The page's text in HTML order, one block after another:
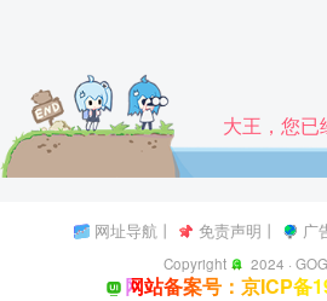
大王，您已
网址导航 丨 免责声明 丨 广
Copyright 2024 ·
网站备案号：京ICP备